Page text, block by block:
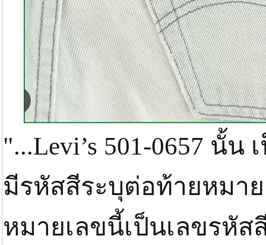
"...Levi’s 501-0657 นั้น
มีรหัสสีระบุต่อท้ายหมาย
หมายเลขนี้เป็นเลขรหัส